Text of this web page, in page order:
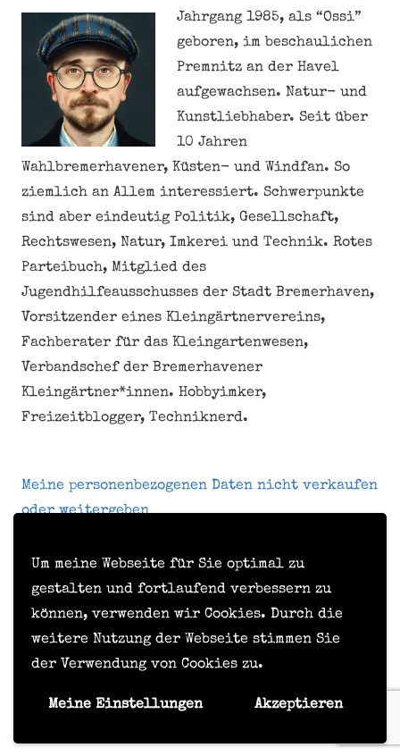
Um meine Webseite für Sie optimal zu
gestalten und fortlaufend verbessern zu
können, verwenden wir Cookies. Durch die
weitere Nutzung der Webseite stimmen Sie
der Verwendung von Cookies zu.
Meine Einstellungen Akzeptieren
Jahrgang 1985, als “Ossi”
geboren, im beschaulichen
Premnitz an der Havel
aufgewachsen. Natur- und
Kunstliebhaber. Seit über
10 Jahren
Wahlbremerhavener, Küsten- und Windfan. So
ziemlich an Allem interessiert. Schwerpunkte
sind aber eindeutig Politik, Gesellschaft,
Rechtswesen, Natur, Imkerei und Technik. Rotes
Parteibuch, Mitglied des
Jugendhilfeausschusses der Stadt Bremerhaven,
Vorsitzender eines Kleingärtnervereins,
Fachberater für das Kleingartenwesen,
Verbandschef der Bremerhavener
Kleingärtner*innen. Hobbyimker,
Freizeitblogger, Techniknerd.
Meine personenbezogenen Daten nicht verkaufen
oder weitergeben
Impressum